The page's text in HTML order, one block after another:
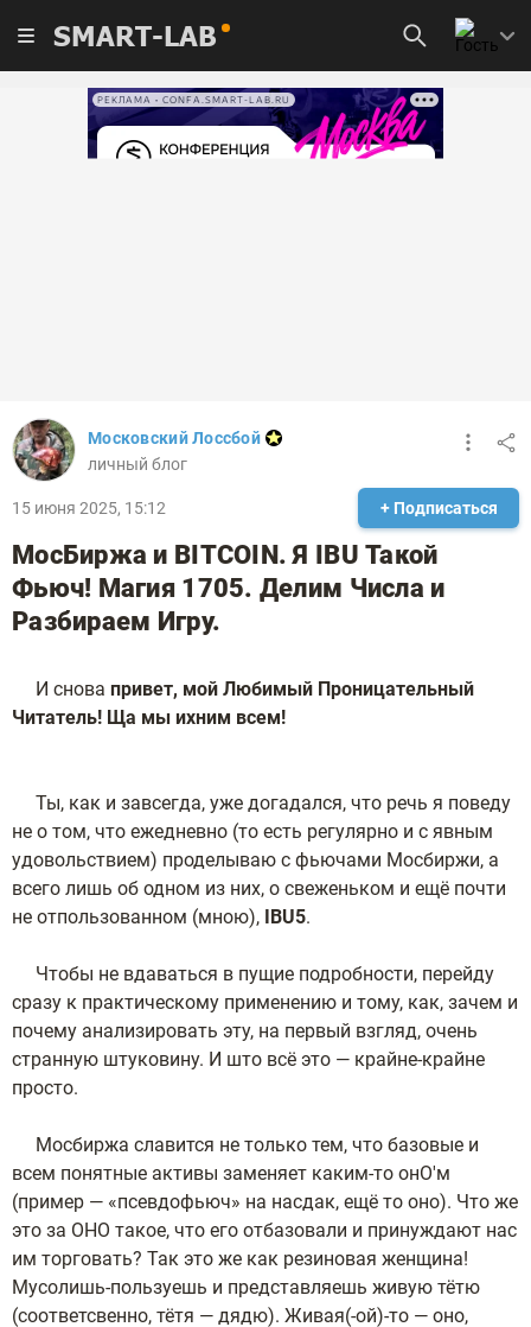
SMART-LAB
РЕКЛАМА • CONFA.SMART-LAB.RU
Московский Лоссбой
личный блог
15 июня 2025, 15:12 + Подписаться
МосБиржа и BITCOIN. Я IBU Такой
Фьюч! Магия 1705. Делим Числа и
Разбираем Игру.
И снова привет, мой Любимый Проницательный
Читатель! Ща мы ихним всем!
Ты, как и завсегда, уже догадался, что речь я поведу
не о том, что ежедневно (то есть регулярно и с явным
удовольствием) проделываю с фьючами Мосбиржи, а
всего лишь об одном из них, о свеженьком и ещё почти
не отпользованном (мною), IBU5.
Чтобы не вдаваться в пущие подробности, перейду
сразу к практическому применению и тому, как, зачем и
почему анализировать эту, на первый взгляд, очень
странную штуковину. И што всё это — крайне-крайне
просто.
Мосбиржа славится не только тем, что базовые и
всем понятные активы заменяет каким-то онО'м
(пример — «псевдофьюч» на насдак, ещё то оно). Что же
это за ОНО такое, что его отбазовали и принуждают нас
им торговать? Так это же как резиновая женщина!
Мусолишь-пользуешь и представляешь живую тётю
(соответсвенно, тётя — дядю). Живая(-ой)-то — оно,